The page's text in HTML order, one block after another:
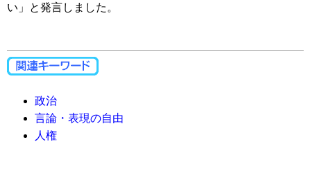
い」と発言しました。
政治
言論・表現の自由
人権